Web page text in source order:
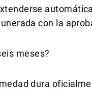
con la
meses?
dura